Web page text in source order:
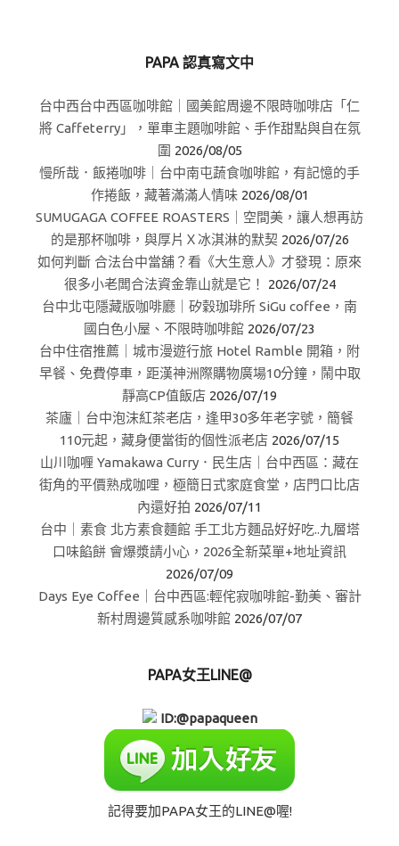
PAPA 認真寫文中
台中西台中西區咖啡館｜國美館周邊不限時咖啡店「仁
將 Caffeterry」，單車主題咖啡館、手作甜點與自在氛
圍 2026/08/05
慢所哉．飯捲咖啡｜台中南屯蔬食咖啡館，有記憶的手
作捲飯，藏著滿滿人情味 2026/08/01
SUMUGAGA COFFEE ROASTERS｜空間美，讓人想再訪
的是那杯咖啡，與厚片Ｘ冰淇淋的默契 2026/07/26
如何判斷 合法台中當舖？看《大生意人》才發現：原來
很多小老闆合法資金靠山就是它！
2026/07/24
台中北屯隱藏版咖啡廳｜矽穀珈琲所 SiGu coffee，南
國白色小屋、不限時咖啡館 2026/07/23
台中住宿推薦｜城市漫遊行旅 Hotel Ramble 開箱，附
早餐、免費停車，距漢神洲際購物廣場10分鐘，鬧中取
靜高CP值飯店 2026/07/19
茶廬｜台中泡沫紅茶老店，逢甲30多年老字號，簡餐
110元起，藏身便當街的個性派老店 2026/07/15
山川咖喱 Yamakawa Curry．民生店｜台中西區：藏在
街角的平價熟成咖哩，極簡日式家庭食堂，店門口比店
內還好拍 2026/07/11
台中｜素食 北方素食麵館 手工北方麵品好好吃..九層塔
口味餡餅 會爆漿請小心，2026全新菜單+地址資訊
2026/07/09
Days Eye Coffee｜台中西區:輕侘寂咖啡館-勤美、審計
新村周邊質感系咖啡館 2026/07/07
PAPA女王LINE@
ID:@papaqueen
記得要加PAPA女王的LINE@喔!